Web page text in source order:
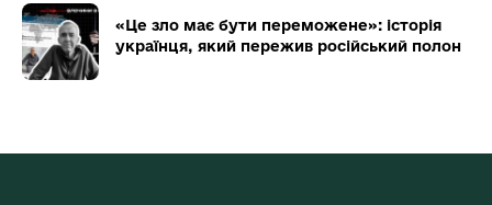
«Це зло має бути переможене»: історія
українця, який пережив російський полон